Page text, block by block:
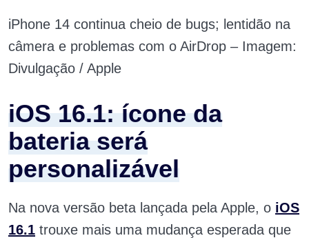
iPhone 14 continua cheio de bugs; lentidão na
câmera e problemas com o AirDrop – Imagem:
Divulgação / Apple
iOS 16.1: ícone da
bateria será
personalizável
Na nova versão beta lançada pela Apple, o iOS
16.1 trouxe mais uma mudança esperada que